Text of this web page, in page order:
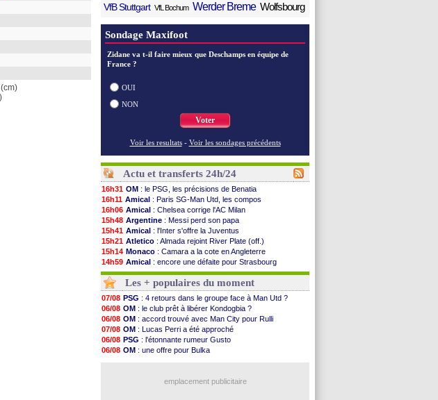
VfB Stuttgart VfL Bochum Werder Breme Wolfsbourg
Sondage Maxifoot
Zidane va t-il faire mieux que Deschamps en équipe de
France ?
OUI
NON
Voter
Voir les resultats - Voir les sondages précédents
Actu et transferts 24h/24
16h31 OM : le PSG, les précisions de Benatia
16h11 Amical : Paris SG-Man Utd, les compos
16h06 Amical : Chelsea corrige l'AC Milan
15h48 Argentine : Messi perd son papa
15h41 Amical : l'Inter s'offre la Juventus
15h21 Atletico : Almada rejoint River Plate (off.)
15h14 Monaco : Camara a la cote en Angleterre
14h59 Amical : encore une défaite pour Strasbourg
14h43 OM: la piste Goore en attaque
14h14
PSG : ça négocie avec le Barça pour Torres
13h59 Amical: Rennes s'incline contre Brentford
13h55
Arsenal: c'est signé pour Guimaraes (officiel)
13h48
Amical: Le Mans concède un nul
13h30
Real: Mourinho durcit les règles
12h49
Amical: Toulouse s'incline lourdement
12h22
OM : Benatia et la "médiocrité" dans le club
12h00
Newcastle: Guimarães, le club se défend
: le groupe pour le match face à Man Utd
Les + populaires du moment
07/08 PSG : 4 retours dans le groupe face à Man Utd ?
06/08 OM : le club prêt à libérer Kondogbia ?
06/08 OM : accord trouvé avec Man City pour Rulli
07/08 OM : Lucas Perri a été approché
06/08 PSG : l'étonnante rumeur Gusto
06/08 OM : une offre pour Bulka
emplacement publicitaire